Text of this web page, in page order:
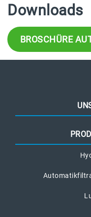
Downloads
BROSCHÜRE